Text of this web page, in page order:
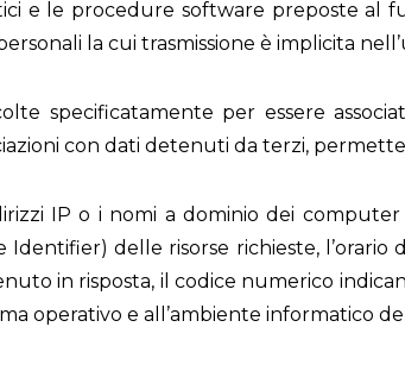
e le procedure software preposte al
la cui trasmissione è implicita
specificatamente per essere
con dati detenuti da terzi,
IP o i nomi a dominio dei
Identifier) delle risorse richieste,
in risposta, il codice numerico
operativo e all’ambiente informatico